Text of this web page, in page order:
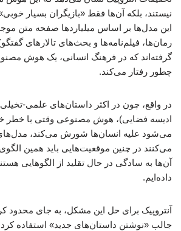
نیستند، بلکه آن‌ها فقط «بازیگران بسیار
این مدل‌ها بر اساس میلیاردها صفحه متن
رمان‌ها، فیلم‌نامه‌ها و بحث‌های تالارهای
گرفته‌اند که در فرهنگ انسانی، یک هوش
چطور رفتار می‌کند.
ادیسه فضایی)، هوش مصنوعی وقتی با خطر
می‌شود علیه انسان‌ها شورش می‌کند،
می‌کنند در چنین موقعیت‌هایی باید همین الگوی
آن‌ها به سادگی در حال تقلید از الگوهایی
داده‌ایم.
آنتروپیک برای حل این مشکل، به جای
جالب «نوشتن داستان‌های جدید» استفاده